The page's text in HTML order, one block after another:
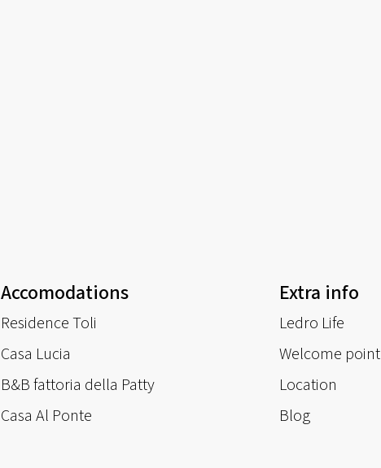
Accomodations
Residence Toli
Casa Lucia
B&B fattoria della Patty
Casa Al Ponte
Extra info
Ledro Life
Welcome point
Location
Blog